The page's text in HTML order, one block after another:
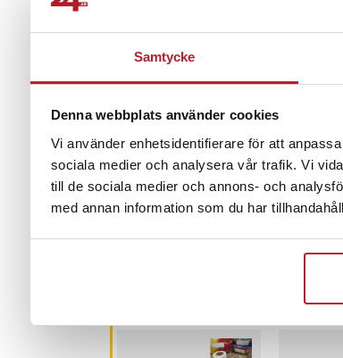
Samtycke
Denna webbplats använder cookies
Vi använder enhetsidentifierare för att
sociala medier och analysera vår trafik. Vi
till de sociala medier och annons- och
med annan information som du har
Det är väldigt dålig kvalitet.
AB Angelica B •3 år sedan
En trasig men ska få ny, lite väl
Visa fler recensioner